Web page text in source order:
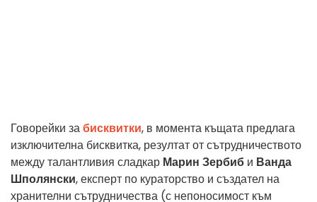
Говорейки забисквитки, в момента къщата предлага
изключителна бисквитка, резултат от сътрудничеството
между талантливия сладкар Марин Зербиб и Ванда
Шполянски, експерт по кураторство и създател на
хранителни сътрудничества (с непоносимост към